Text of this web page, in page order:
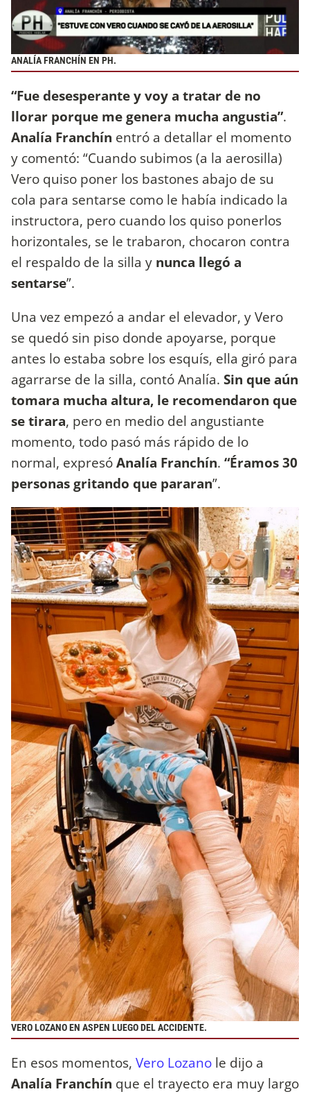
ANALÍA FRANCHÍN EN PH.
“Fue desesperante y voy a tratar de no
llorar porque me genera mucha angustia”.
Analía Franchín entró a detallar el momento
y comentó: “Cuando subimos (a la aerosilla)
Vero quiso poner los bastones abajo de su
cola para sentarse como le había indicado la
instructora, pero cuando los quiso ponerlos
horizontales, se le trabaron, chocaron contra
el respaldo de la silla y nunca llegó a
sentarse”.
Una vez empezó a andar el elevador, y Vero
se quedó sin piso donde apoyarse, porque
antes lo estaba sobre los esquís, ella giró para
agarrarse de la silla, contó Analía. Sin que aún
tomara mucha altura, le recomendaron que
se tirara, pero en medio del angustiante
momento, todo pasó más rápido de lo
normal, expresóAnalía Franchín. “Éramos 30
personas gritando que pararan”.
VERO LOZANO EN ASPEN LUEGO DEL ACCIDENTE.
En esos momentos, Vero Lozano le dijo a
Analía Franchín que el trayecto era muy largo